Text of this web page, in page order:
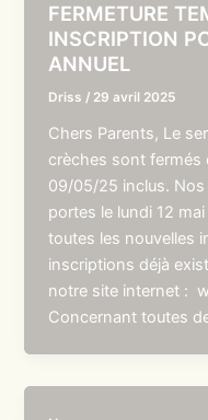
FERMETURE
INSCRIPTION
ANNUEL
Driss / 29 avril 2025
Chers Parents, Le
crèches sont fermés
09/05/25 inclus.
portes le lundi 12
toutes les nouvelles
inscriptions déjà
notre site internet :
Concernant toutes